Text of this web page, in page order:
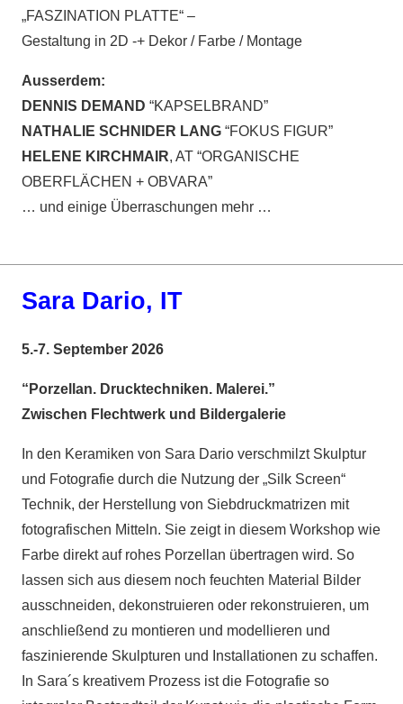
„FASZINATION PLATTE“ –
Gestaltung in 2D -+ Dekor / Farbe / Montage
Ausserdem:
DENNIS DEMAND “KAPSELBRAND”
NATHALIE SCHNIDER LANG “FOKUS FIGUR”
HELENE KIRCHMAIR, AT “ORGANISCHE
OBERFLÄCHEN + OBVARA”
… und einige Überraschungen mehr …
Sara Dario, IT
5.-7. September 2026
“Porzellan. Drucktechniken. Malerei.”
Zwischen Flechtwerk und Bildergalerie
In den Keramiken von Sara Dario verschmilzt Skulptur
und Fotografie durch die Nutzung der „Silk Screen“
Technik, der Herstellung von Siebdruckmatrizen mit
fotografischen Mitteln. Sie zeigt in diesem Workshop wie
Farbe direkt auf rohes Porzellan übertragen wird. So
lassen sich aus diesem noch feuchten Material Bilder
ausschneiden, dekonstruieren oder rekonstruieren, um
anschließend zu montieren und modellieren und
faszinierende Skulpturen und Installationen zu schaffen.
In Sara´s kreativem Prozess ist die Fotografie so